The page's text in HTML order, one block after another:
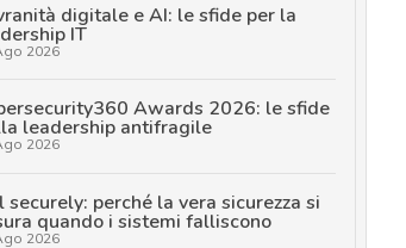
digitale e AI: le sfide per la
IT
2026
Awards 2026: le sfide
leadership antifragile
2026
securely: perché la vera sicurezza si
quando i sistemi falliscono
2026